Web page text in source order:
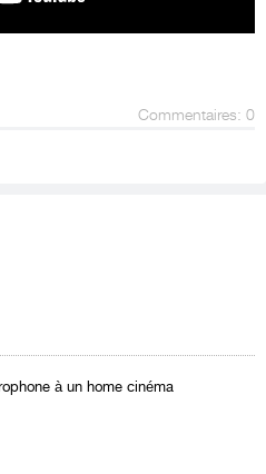
Commentaires: 0
à un home cinéma